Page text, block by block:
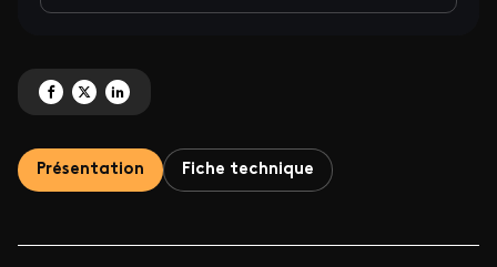
Partagez 'ici, services publics' sur Facebook
Partagez 'ici, services publics' sur X
Partagez 'ici, services publics' sur LinkedIn
Présentation Fiche technique